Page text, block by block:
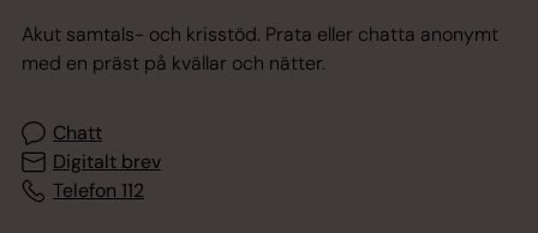
Akut samtals- och krisstöd. Prata eller chatta anonymt
med en präst på kvällar och nätter.
Chatt
Digitalt brev
Telefon 112